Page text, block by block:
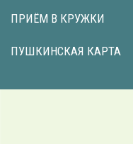
ПРИЁМ В КРУЖКИ
ПУШКИНСКАЯ КАРТА